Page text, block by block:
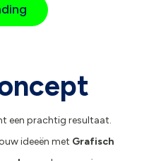
een prachtig resultaat.
ideeën met Grafisch